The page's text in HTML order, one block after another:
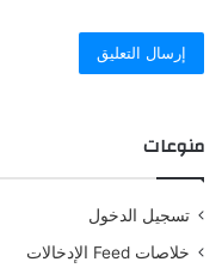
منوعات
تسجيل الدخول
خلاصات Feed الإدخالات